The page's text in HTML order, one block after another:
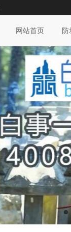
网站首页